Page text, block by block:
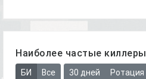
Наиболее частые киллеры
БИ Все 30 дней Ротация